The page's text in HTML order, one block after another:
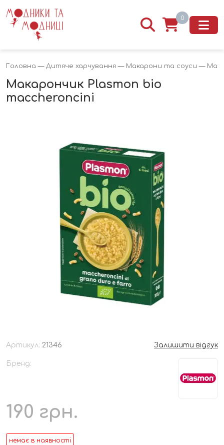
0
Головна — Дитяче харчування — Макарони та соуси —
Макарончик Plasmon bio
maccheroncini
Артикул: 21346 Залишити відгук
Бренд:
190 грн.
немає в наявності